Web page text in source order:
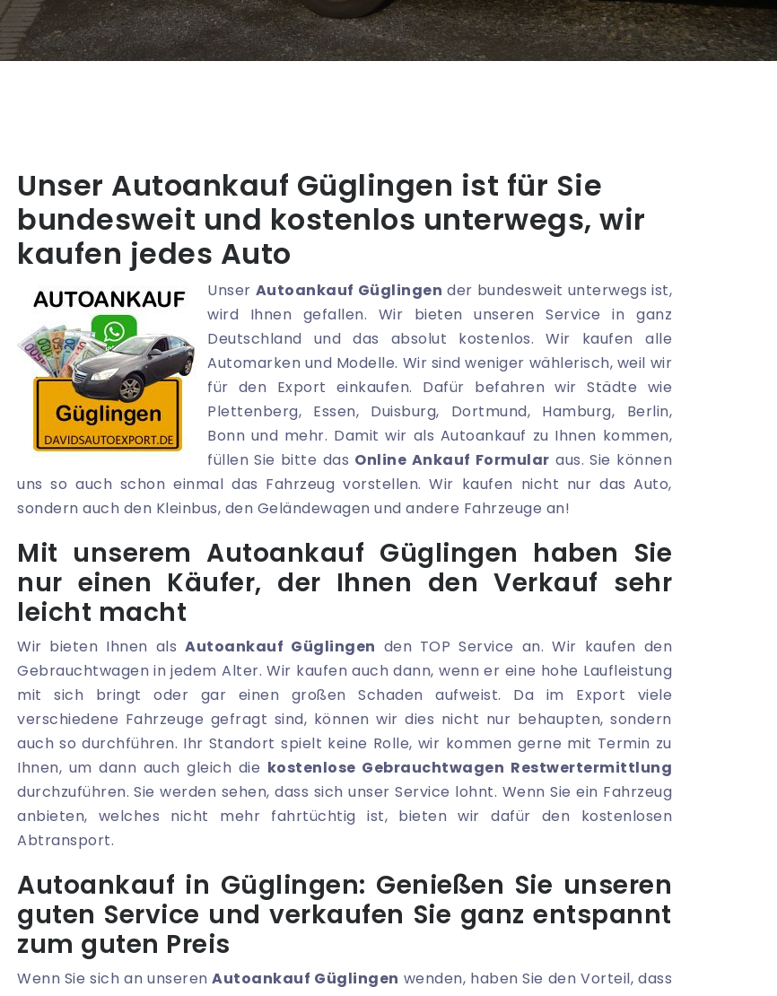
Unser Autoankauf Güglingen ist für Sie
bundesweit und kostenlos unterwegs, wir
kaufen jedes Auto
Unser Autoankauf Güglingen der bundesweit unterwegs ist,
wird Ihnen gefallen. Wir bieten unseren Service in ganz
Deutschland und das absolut kostenlos. Wir kaufen alle
Automarken und Modelle. Wir sind weniger wählerisch, weil wir
für den Export einkaufen. Dafür befahren wir Städte wie
Plettenberg, Essen, Duisburg, Dortmund, Hamburg, Berlin,
Bonn und mehr. Damit wir als Autoankauf zu Ihnen kommen,
füllen Sie bitte das Online Ankauf Formular aus. Sie können
uns so auch schon einmal das Fahrzeug vorstellen. Wir kaufen nicht nur das Auto,
sondern auch den Kleinbus, den Geländewagen und andere Fahrzeuge an!
Mit unserem Autoankauf Güglingen haben Sie
nur einen Käufer, der Ihnen den Verkauf sehr
leicht macht
Wir bieten Ihnen alsAutoankauf Güglingen den TOP Service an. Wir kaufen den
Gebrauchtwagen in jedem Alter. Wir kaufen auch dann, wenn er eine hohe Laufleistung
mit sich bringt oder gar einen großen Schaden aufweist. Da im Export viele
verschiedene Fahrzeuge gefragt sind, können wir dies nicht nur behaupten, sondern
auch so durchführen. Ihr Standort spielt keine Rolle, wir kommen gerne mit Termin zu
Ihnen, um dann auch gleich die kostenlose Gebrauchtwagen Restwertermittlung
durchzuführen. Sie werden sehen, dass sich unser Service lohnt. Wenn Sie ein Fahrzeug
anbieten, welches nicht mehr fahrtüchtig ist, bieten wir dafür den kostenlosen
Abtransport.
Autoankauf in Güglingen: Genießen Sie unseren
guten Service und verkaufen Sie ganz entspannt
zum guten Preis
Wenn Sie sich an unserenAutoankauf Güglingen wenden, haben Sie den Vorteil, dass